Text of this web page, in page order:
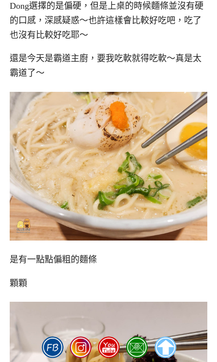
Dong選擇的是偏硬，但是上桌的時候麵條並沒有硬
的口感，深感疑惑～也許這樣會比較好吃吧，吃了
也沒有比較好吃耶～
還是今天是霸道主廚，要我吃軟就得吃軟～真是太
霸道了～
是有一點點偏粗的麵條
顆顆